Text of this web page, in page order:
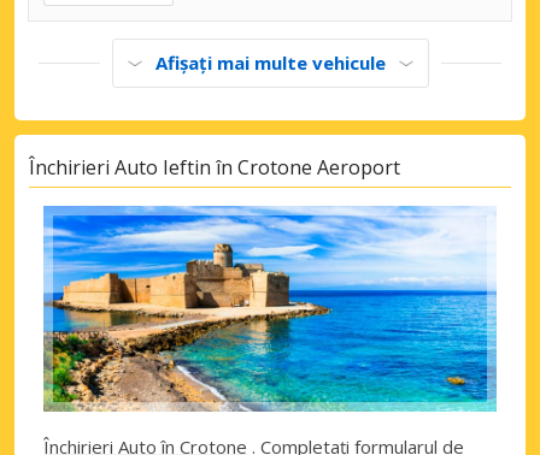
Afișați mai multe vehicule
Închirieri Auto Ieftin în Crotone Aeroport
Închirieri Auto în Crotone . Completați formularul de